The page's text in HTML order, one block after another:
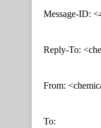
Message-ID:
Reply-To:
From:
To: